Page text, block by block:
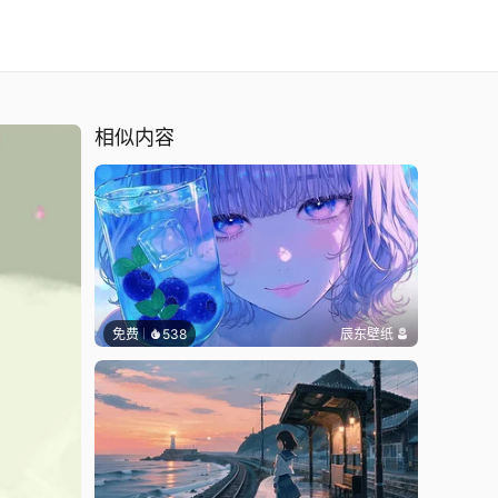
相似内容
免费 538 辰东壁纸